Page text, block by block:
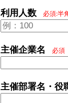
利用人数 必須:半
主催企業名 必須
主催部署名・役